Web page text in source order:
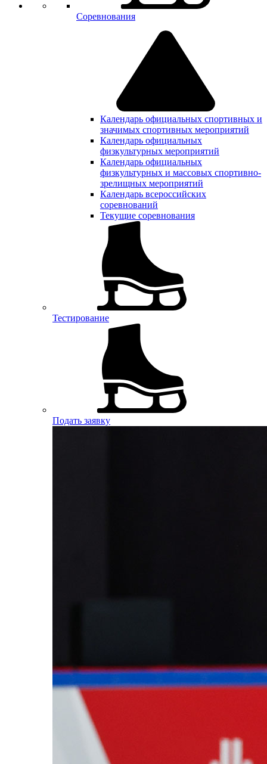
Соревнования
Календарь официальных спортивных и
значимых спортивных мероприятий
Календарь официальных
физкультурных мероприятий
Календарь официальных
физкультурных и массовых спортивно-
зрелищных мероприятий
Календарь всероссийских
соревнований
Текущие соревнования
Тестирование
Подать заявку